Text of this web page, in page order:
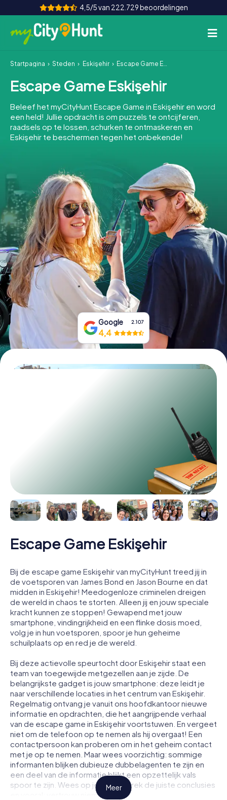
4,5/5 van 222.729 beoordelingen
Hoe het werkt
Steden
Tours
Teamevenement
INT AT CH
DE
ES
FR UK
IE
IT
NL
Boek tickets
Koop cadeaubonnen
Startpagina Steden Eskişehir Escape Game Eskişehir
Escape Game Eskişehir
Beleef het myCityHunt Escape Game in Eskişehir en word
een held! Jullie opdracht is om puzzels te ontcijferen,
raadsels op te lossen, schurken te ontmaskeren en
Eskişehir te beschermen tegen het onbekende!
Google 2.107
4,4
Escape Game Eskişehir
Bij de escape game Eskişehir van myCityHunt treed jij in
de voetsporen van James Bond en Jason Bourne en dat
midden in Eskişehir! Meedogenloze criminelen dreigen
de wereld in chaos te storten. Alleen jij en jouw speciale
kracht kunnen ze stoppen! Gewapend met jouw
smartphone, vindingrijkheid en een flinke dosis moed,
volg je in hun voetsporen, spoor je hun geheime
schuilplaats op en red je de wereld.
Bij deze actievolle speurtocht door Eskişehir staat een
team van toegewijde metgezellen aan je zijde. De
belangrijkste gadget is jouw smartphone: deze leidt je
naar verschillende locaties in het centrum van Eskişehir.
Regelmatig ontvang je vanuit ons hoofdkantoor nieuwe
informatie en opdrachten, die het aangrijpende verhaal
van de escape game in Eskişehir voortstuwen. En vergeet
niet om de telefoon op te nemen als hij overgaat! Een
contactpersoon kan proberen om in het geheim contact
met je op te nemen. Maar wees voorzichtig: sommige
informanten blijken dubieuze dubbelagenten te zijn en
een deel van de informatie blijkt een opzettelijk vals
spoor te zijn. Wees op je hoede, trek de juiste conclusies
en vooral: vertrouw niemand!
Meer